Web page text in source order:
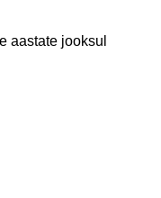
aastate jooksul